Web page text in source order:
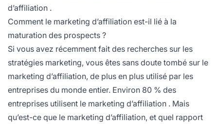
d’affiliation .
Comment le marketing d’affiliation est-il lié à la
maturation des prospects ?
Si vous avez récemment fait des recherches sur les
stratégies marketing, vous êtes sans doute tombé sur le
marketing d’affiliation, de plus en plus utilisé par les
entreprises du monde entier. Environ 80 % des
entreprises utilisent le marketing d’affiliation . Mais
qu’est-ce que le marketing d’affiliation, et quel rapport